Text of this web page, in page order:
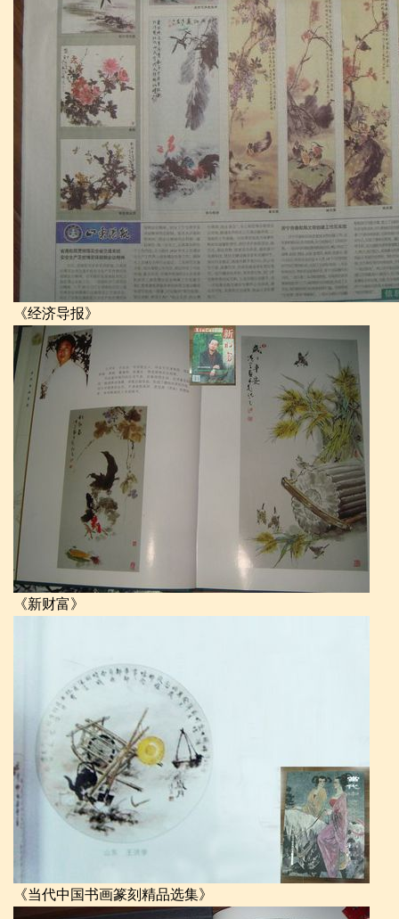
《经济导报》
《新财富》
《当代中国书画篆刻精品选集》